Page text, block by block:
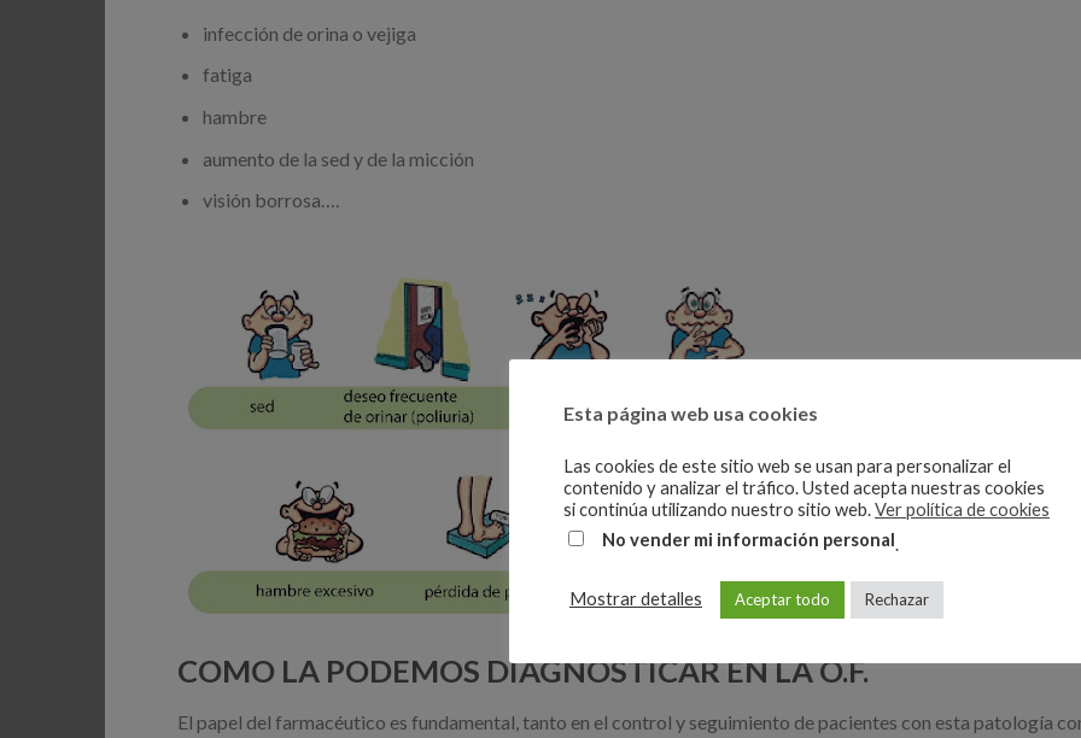
infección de orina o vejiga
fatiga
hambre
aumento de la sed y de la micción
visión borrosa….
COMO LA PODEMOS DIAGNOSTICAR EN LA O.F.
El papel del farmacéutico es fundamental, tanto en el control y seguimiento de pacientes con esta patología
Esta página web usa cookies
Las cookies de este sitio web se usan para personalizar el
contenido y analizar el tráfico. Usted acepta nuestras cookies
si continúa utilizando nuestro sitio web.Ver política de cookies
No vender mi información personal
Mostrar detalles Aceptar todo Rechazar